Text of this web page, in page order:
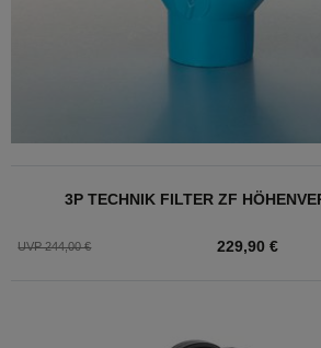
3P TECHNIK FILTER ZF
UVP 244,00 € 229,90 €